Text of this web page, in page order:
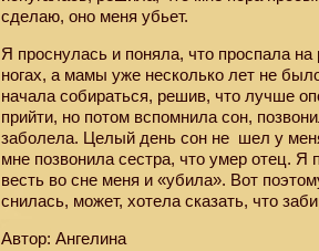
сделаю, оно меня убьет.
Я проснулась и поняла, что проспала на
ногах, а мамы уже несколько лет не
начала собираться, решив, что лучше
прийти, но потом вспомнила сон,
заболела. Целый день сон не шел у
мне позвонила сестра, что умер отец. Я
весть во сне меня и «убила». Вот
снилась, может, хотела сказать, что
Автор: Ангелина